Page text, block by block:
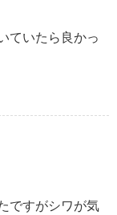
ていたら良かっ
ですがシワが気